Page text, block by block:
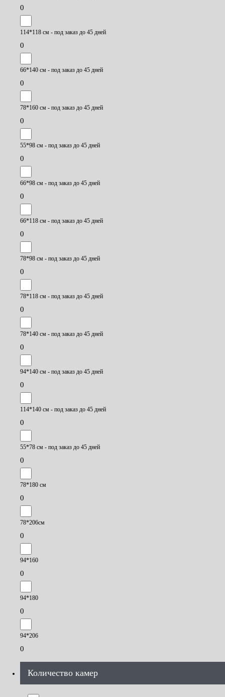
0
114*118 см - под заказ до 45 дней
0
66*140 см - под заказ до 45 дней
0
78*160 см - под заказ до 45 дней
0
55*98 см - под заказ до 45 дней
0
66*98 см - под заказ до 45 дней
0
66*118 см - под заказ до 45 дней
0
78*98 см - под заказ до 45 дней
0
78*118 см - под заказ до 45 дней
0
78*140 см - под заказ до 45 дней
0
94*140 см - под заказ до 45 дней
0
114*140 см - под заказ до 45 дней
0
55*78 см - под заказ до 45 дней
0
78*180 см
0
78*206см
0
94*160
0
94*180
0
94*206
0
Количество камер